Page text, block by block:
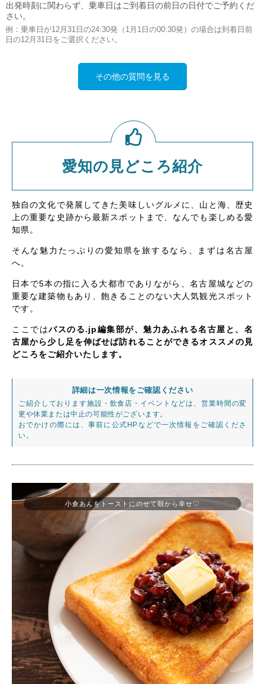
出発時刻に関わらず、乗車日はご到着日の前日の日付でご予約くだ
さい。
例：乗車日が12月31日の24:30発（1月1日の00:30発）の場合は到着日前
日の12月31日をご選択ください。
その他の質問を見る
愛知の見どころ紹介
独自の文化で発展してきた美味しいグルメに、山と海、歴史
上の重要な史跡から最新スポットまで、なんでも楽しめる愛
知県。
そんな魅力たっぷりの愛知県を旅するなら、まずは名古屋
へ。
日本で5本の指に入る大都市でありながら、名古屋城などの
重要な建築物もあり、飽きることのない大人気観光スポット
です。
ここではバスのる.jp編集部が、魅力あふれる名古屋と、名
古屋から少し足を伸ばせば訪れることができるオススメの見
どころをご紹介いたします。
詳細は一次情報をご確認ください
ご紹介しております施設・飲食店・イベントなどは、営業時間の変
更や休業または中止の可能性がございます。
おでかけの際には、事前に公式HPなどで一次情報をご確認くださ
い。
小倉あんをトーストにのせて朝から幸せ♡